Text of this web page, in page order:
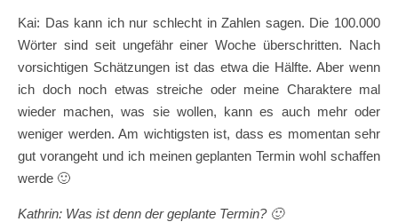
Kai: Das kann ich nur schlecht in Zahlen sagen. Die 100.000
Wörter sind seit ungefähr einer Woche überschritten. Nach
vorsichtigen Schätzungen ist das etwa die Hälfte. Aber wenn
ich doch noch etwas streiche oder meine Charaktere mal
wieder machen, was sie wollen, kann es auch mehr oder
weniger werden. Am wichtigsten ist, dass es momentan sehr
gut vorangeht und ich meinen geplanten Termin wohl schaffen
werde 🙂
Kathrin: Was ist denn der geplante Termin? 🙂